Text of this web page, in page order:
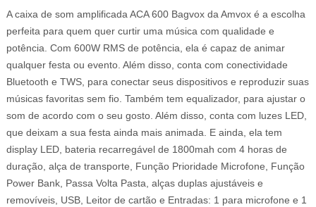
A caixa de som amplificada ACA 600 Bagvox da Amvox é a escolha
perfeita para quem quer curtir uma música com qualidade e
potência. Com 600W RMS de potência, ela é capaz de animar
qualquer festa ou evento. Além disso, conta com conectividade
Bluetooth e TWS, para conectar seus dispositivos e reproduzir suas
músicas favoritas sem fio. Também tem equalizador, para ajustar o
som de acordo com o seu gosto. Além disso, conta com luzes LED,
que deixam a sua festa ainda mais animada. E ainda, ela tem
display LED, bateria recarregável de 1800mah com 4 horas de
duração, alça de transporte, Função Prioridade Microfone, Função
Power Bank, Passa Volta Pasta, alças duplas ajustáveis e
removíveis, USB, Leitor de cartão e Entradas: 1 para microfone e 1